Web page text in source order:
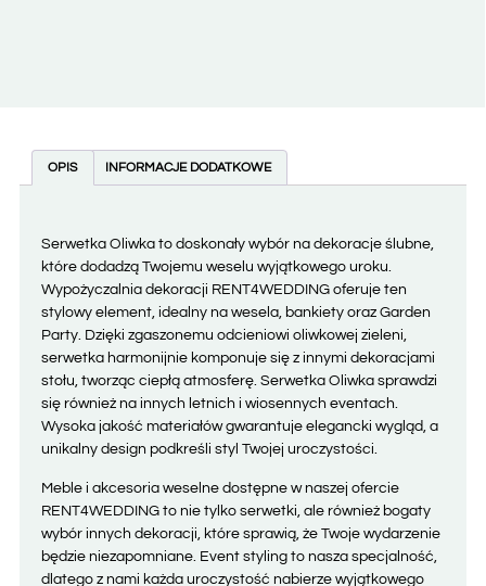
OPIS INFORMACJE DODATKOWE
Serwetka Oliwka to doskonały wybór na dekoracje ślubne,
które dodadzą Twojemu weselu wyjątkowego uroku.
Wypożyczalnia dekoracji RENT4WEDDING oferuje ten
stylowy element, idealny na wesela, bankiety oraz Garden
Party. Dzięki zgaszonemu odcieniowi oliwkowej zieleni,
serwetka harmonijnie komponuje się z innymi dekoracjami
stołu, tworząc ciepłą atmosferę. Serwetka Oliwka sprawdzi
się również na innych letnich i wiosennych eventach.
Wysoka jakość materiałów gwarantuje elegancki wygląd, a
unikalny design podkreśli styl Twojej uroczystości.
Meble i akcesoria weselne dostępne w naszej ofercie
RENT4WEDDING to nie tylko serwetki, ale również bogaty
wybór innych dekoracji, które sprawią, że Twoje wydarzenie
będzie niezapomniane. Event styling to nasza specjalność,
dlatego z nami każda uroczystość nabierze wyjątkowego